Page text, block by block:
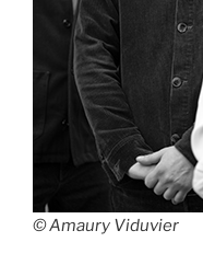
© Amaury Viduvier